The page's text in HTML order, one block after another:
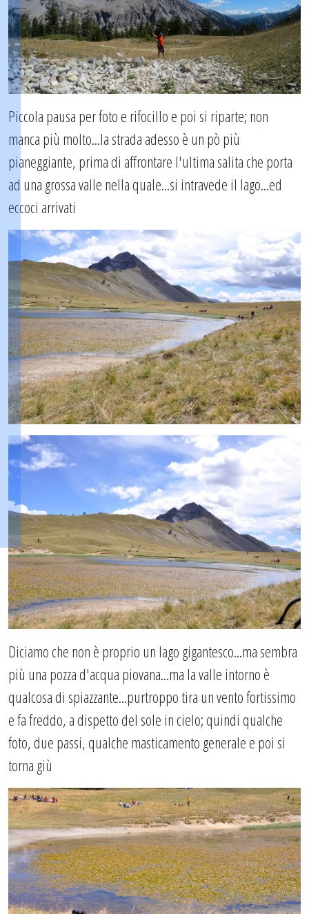
Piccola pausa per foto e rifocillo e poi si riparte; non
manca più molto...la strada adesso è un pò più
pianeggiante, prima di affrontare l'ultima salita che porta
ad una grossa valle nella quale...si intravede il lago...ed
eccoci arrivati
Diciamo che non è proprio un lago gigantesco...ma sembra
più una pozza d'acqua piovana...ma la valle intorno è
qualcosa di spiazzante...purtroppo tira un vento fortissimo
e fa freddo, a dispetto del sole in cielo; quindi qualche
foto, due passi, qualche masticamento generale e poi si
torna giù